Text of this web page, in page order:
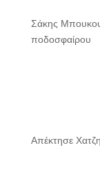
Σάκης
ποδοσφαίρου
Απέκτησε